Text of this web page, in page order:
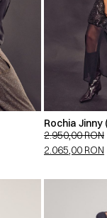
Rochia Jinny
2.950,00RON
2.065,00 RON